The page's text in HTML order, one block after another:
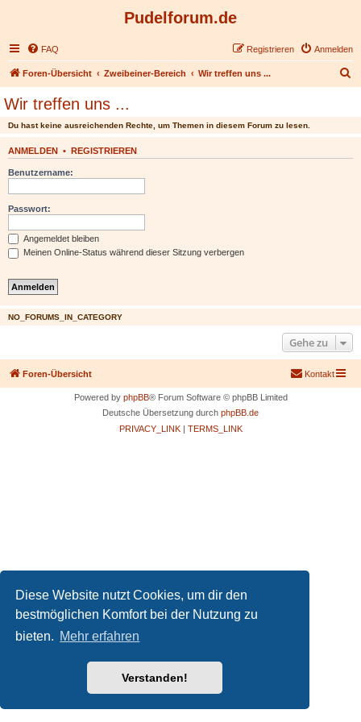
Diese Website nutzt Cookies, um dir den
bestmöglichen Komfort bei der Nutzung zu
bieten. Mehr erfahren
Verstanden!
Pudelforum.de
FAQ Anmelden
Registrieren
Foren-Übersicht Zweibeiner-Bereich Wir treffen uns ...
Wir treffen uns ...
Du hast keine ausreichenden Rechte, um Themen in diesem Forum zu lesen.
ANMELDEN • REGISTRIEREN
Benutzername:
Passwort:
Angemeldet bleiben
Meinen Online-Status während dieser Sitzung verbergen
NO_FORUMS_IN_CATEGORY
Gehe zu
Foren-Übersicht Kontakt
Powered by phpBB® Forum Software © phpBB Limited
Deutsche Übersetzung durch phpBB.de
PRIVACY_LINK| TERMS_LINK